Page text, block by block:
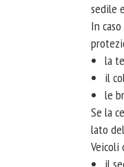
sedile
In
la
il
le
Se la
lato
Veicoli